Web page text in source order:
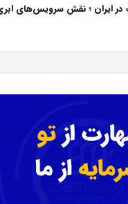
در ایران ؛ نقش سرویس‌های